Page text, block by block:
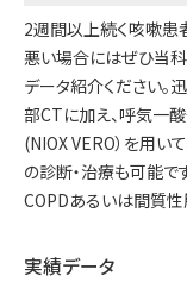
2週間以上続く咳嗽患
悪い場合にはぜひ当
データ紹介ください
部CTに加え、呼気一
(NIOX VERO）を用い
の診断・治療も可能で
COPDあるいは間質性
実績データ